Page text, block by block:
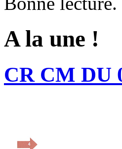
A la une !
CR CM DU